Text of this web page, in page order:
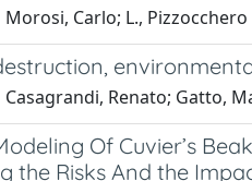
Morosi, Carlo; L., Pizzocchero
Casagrandi, Renato; Gatto,
Of Cuvier’s
the Risks And the